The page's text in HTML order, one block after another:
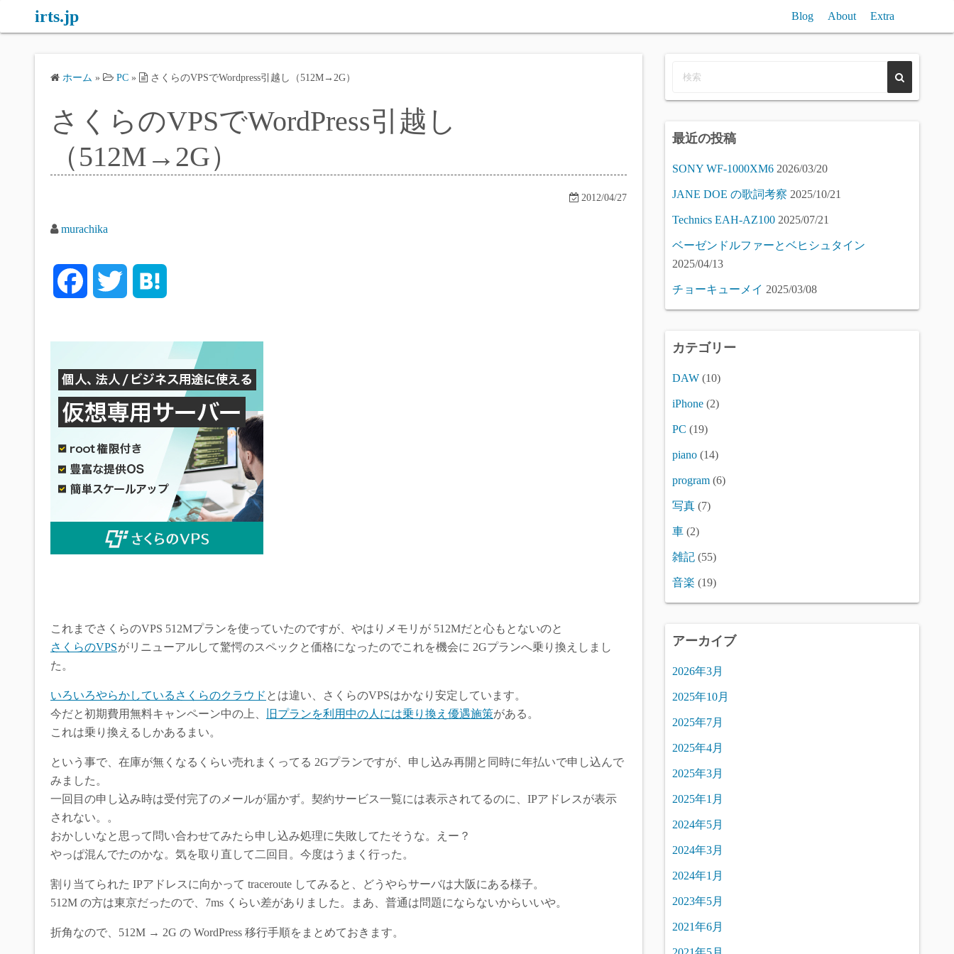
irts.jp Blog About Extra
各種ピアノ聞き比べ / Piano (free) Samples Compare
ホーム » PC » さくらのVPSでWordpress引越し（512M→2G）
さくらのVPSでWordPress引越し
（512M→2G）
2012/04/27
murachika
e
b
o
o
k
t
e
r
e
n
a
これまでさくらのVPS 512Mプランを使っていたのですが、やはりメモリが 512Mだと心もとないのと
さくらのVPSがリニューアルして驚愕のスペックと価格になったのでこれを機会に 2Gプランへ乗り換えしまし
た。
いろいろやらかしているさくらのクラウド とは違い、さくらのVPSはかなり安定しています。
今だと初期費用無料キャンペーン中の上、
旧プランを利用中の人には乗り換え優遇施策がある。
これは乗り換えるしかあるまい。
という事で、在庫が無くなるくらい売れまくってる 2Gプランですが、申し込み再開と同時に年払いで申し込んで
みました。
一回目の申し込み時は受付完了のメールが届かず。契約サービス一覧には表示されてるのに、IPアドレスが表示
されない。。
おかしいなと思って問い合わせてみたら申し込み処理に失敗してたそうな。えー？
やっぱ混んでたのかな。気を取り直して二回目。今度はうまく行った。
割り当てられた IPアドレスに向かって traceroute してみると、どうやらサーバは大阪にある様子。
512M の方は東京だったので、7ms くらい差がありました。まあ、普通は問題にならないからいいや。
折角なので、512M → 2G の WordPress 移行手順をまとめておきます。
最近の投稿
SONY WF-1000XM6 2026/03/20
JANE DOE の歌詞考察 2025/10/21
Technics EAH-AZ100 2025/07/21
ベーゼンドルファーとベヒシュタイン
2025/04/13
チョーキューメイ 2025/03/08
カテゴリー
DAW (10)
iPhone (2)
PC (19)
piano (14)
program (6)
写真 (7)
車 (2)
雑記 (55)
音楽 (19)
アーカイブ
2026年3月
2025年10月
2025年7月
2025年4月
2025年3月
2025年1月
2024年5月
2024年3月
2024年1月
2023年5月
2021年6月